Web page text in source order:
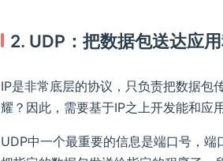
2. UDP：把数据包送达应
IP是非常底层的协议，只负责把数据包
耀？因此，需要基于IP之上开发能和应
UDP中一个最重要的信息是端口号，